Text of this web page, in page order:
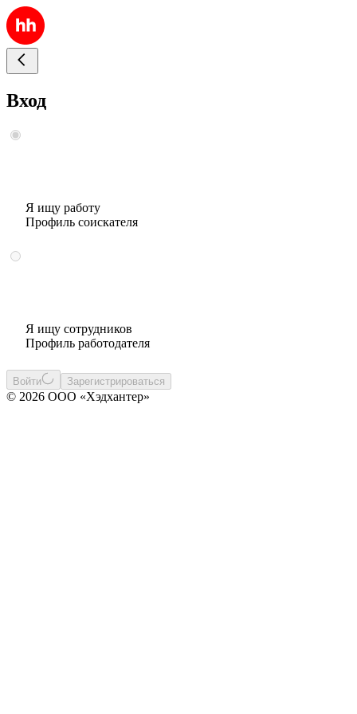
Вход
Я ищу работу
Профиль соискателя
Я ищу сотрудников
Профиль работодателя
Войти Зарегистрироваться
© 2026 ООО «Хэдхантер»